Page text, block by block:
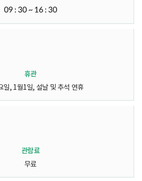
09 : 30 ~ 16 : 30
휴관
일, 1월1일, 설날 및 추석 연휴
관람료
무료